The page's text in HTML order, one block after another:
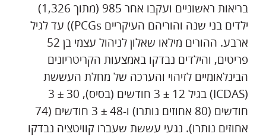
בריאות ראשוניים ועקבו אחר 985 (מתוך 1,326)
ילדים בני שנה והוריהם העיקריים PCGs)) עד לגיל
ארבע. ההורים מילאו שאלון לניהול עצמי בן 52
פריטים, והילדים נבדקו באמצעות הקריטריונים
הבינלאומיים לזיהוי והערכה של מחלת העששת
(ICDAS) בגיל 12 ± 3 חודשים (בסיס), 30 ± 3
חודשים (80 אחוזים נותרו) ו-48 ± 3 חודשים (74
אחוזים נותרו). נגעי עששת שעברו קוויטציה נבדקו